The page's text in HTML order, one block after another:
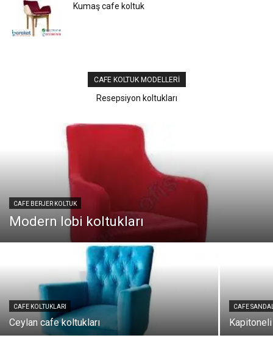
Kumaş cafe koltuk
CAFE KOLTUK MODELLERI
Resepsiyon koltukları
CAFE BERJER KOLTUK
Modern lobi koltukları
CAFE KOLTUKLARI
Ceylan cafe koltukları
CAFE